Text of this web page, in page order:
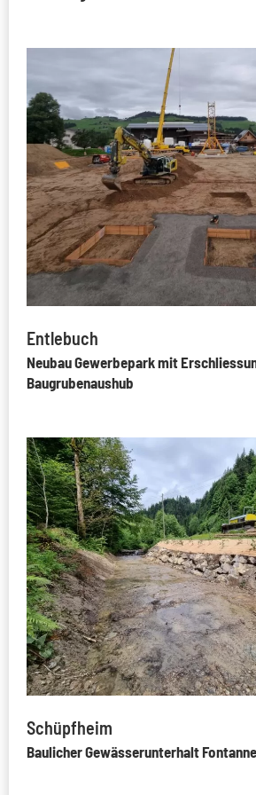
Entlebuch
Neubau Gewerbepark mit
Baugrubenaushub
Schüpfheim
Baulicher Gewässerunterhalt Fontanne